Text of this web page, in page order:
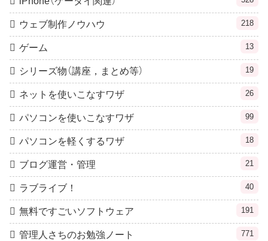
ウェブ制作ノウハウ 218
ゲーム 13
シリーズ物（講座，まとめ等） 19
ネットを使いこなすワザ 26
パソコンを使いこなすワザ 99
パソコンを軽くするワザ 18
ブログ運営・管理 21
ラブライブ！ 40
無料ですごいソフトウェア 191
管理人さちのお勉強ノート 771